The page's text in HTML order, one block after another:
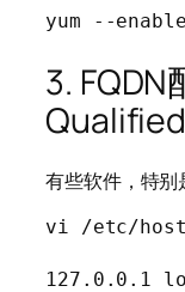
yum --
3.
有些软件，特别
vi /etc/
127.0.0.1